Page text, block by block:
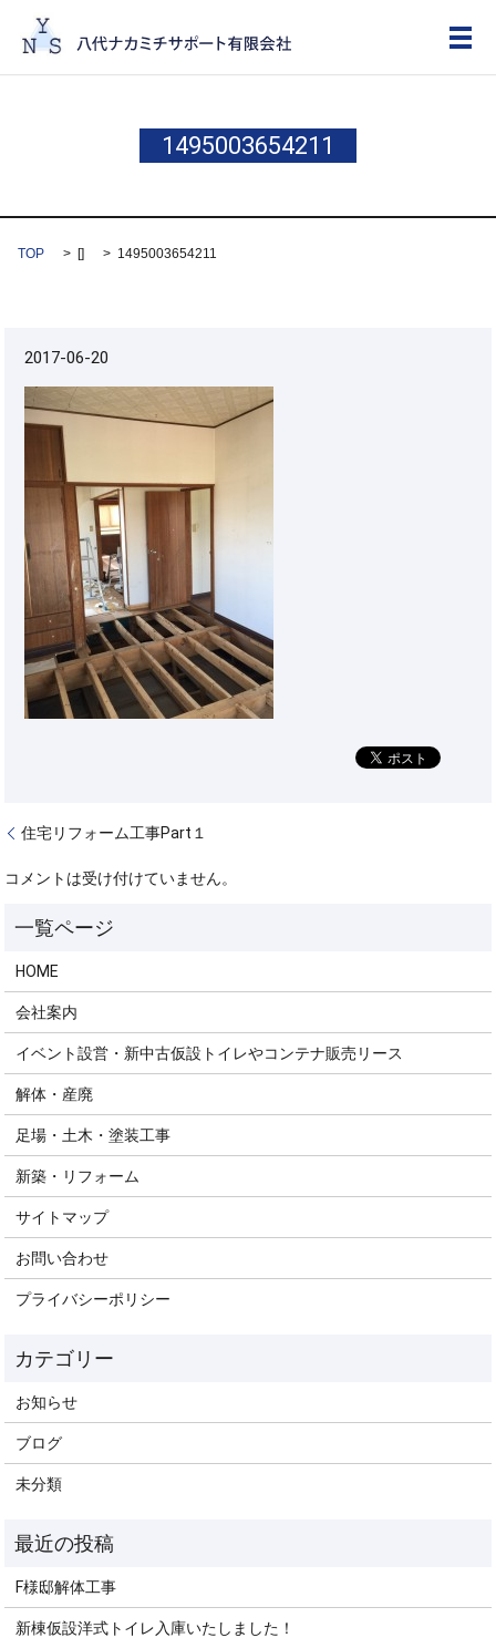
メ
1495003654211
TOP [] 1495003654211
2017-06-20
住宅リフォーム工事Part１
コメントは受け付けていません。
HOME
会社案内
イベント設営・新中古仮設トイレやコンテナ販売リース
解体・産廃
足場・土木・塗装工事
新築・リフォーム
サイトマップ
お問い合わせ
プライバシーポリシー
お知らせ
ブログ
未分類
F様邸解体工事
新棟仮設洋式トイレ入庫いたしました！